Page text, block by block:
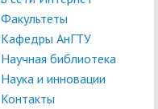
Факультеты
Кафедры АнГТУ
Научная библиотека
Наука и инновации
Контакты